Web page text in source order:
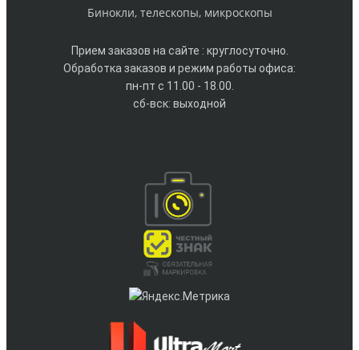
Бинокли, телескопы, микроскопы
Прием заказов на сайте : круглосуточно.
Обработка заказов и режим работы офиса:
пн-пт с 11.00 - 18.00.
сб-вск: выходной